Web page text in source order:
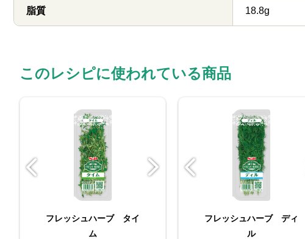
脂質 18.8g
このレシピに使われている商品
フレッシュハーブ タイ
ム
フレッシュハーブ タイ
ム 小袋
フレッシュハーブ ディ
ル 小袋
フレッシュハーブ ディ
ル
ビン入りおろし生にんに